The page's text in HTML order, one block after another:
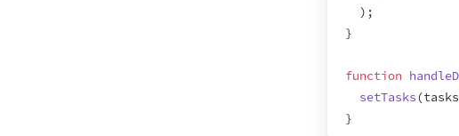
) ;
}
function
setTasks(tasks
}